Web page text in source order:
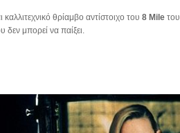
θρίαμβο αντίστοιχο του 8 Mile του
δεν μπορεί να παίξει.